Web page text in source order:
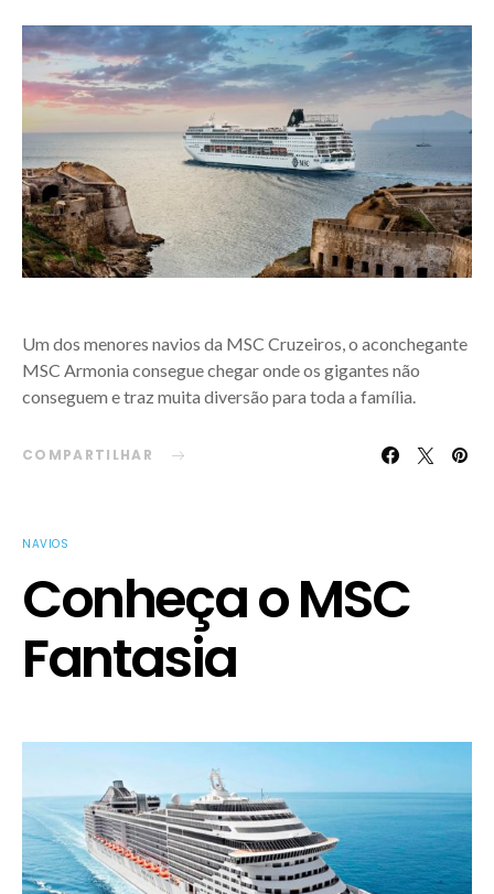
Um dos menores navios da MSC Cruzeiros, o aconchegante
MSC Armonia consegue chegar onde os gigantes não
conseguem e traz muita diversão para toda a família.
COMPARTILHAR
NAVIOS
Conheça o MSC
Fantasia